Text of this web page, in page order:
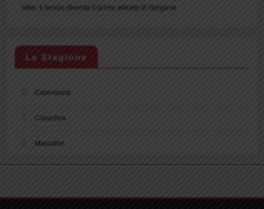
idee, il tempo diventa il primo alleato di Gorgone
La Stagione
Calendario
Classifica
Marcatori